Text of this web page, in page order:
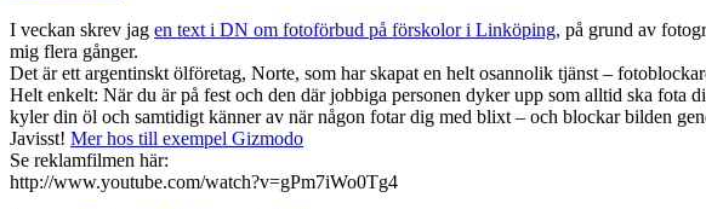
I veckan skrev jag en text i DN om fotoförbud på förskolor i Linköping, på grund av
mig flera gånger.
Det är ett argentinskt ölföretag, Norte, som har skapat en helt osannolik tjänst –
Helt enkelt: När du är på fest och den där jobbiga personen dyker upp som alltid ska
kyler din öl och samtidigt känner av när någon fotar dig med blixt – och blockar bilden
Javisst! Mer hos till exempel Gizmodo
Se reklamfilmen här:
http://www.youtube.com/watch?v=gPm7iWo0Tg4